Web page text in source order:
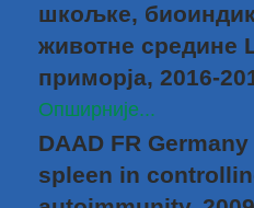
шкољке,
животне средине
приморја, 2016-
Опширније...
DAAD FR
spleen in